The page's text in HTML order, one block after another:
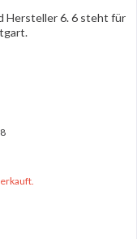
Hersteller 6. 6 steht für